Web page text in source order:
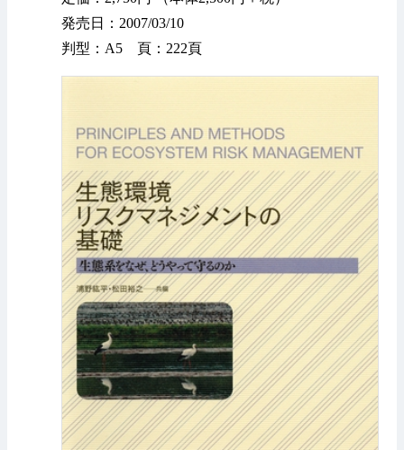
発売日：2007/03/10
判型：A5 頁：222頁